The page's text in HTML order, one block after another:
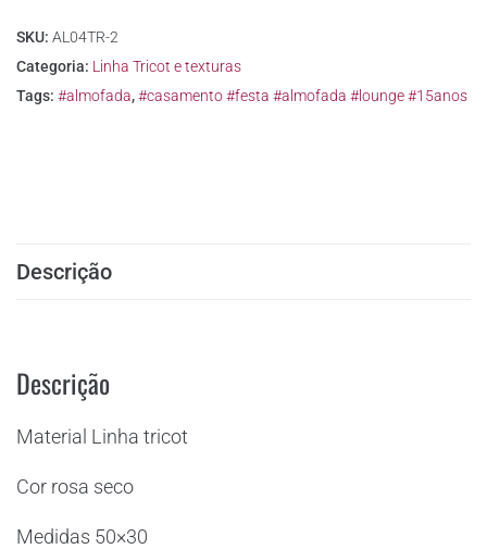
SKU: AL04TR-2
Categoria: Linha Tricot e texturas
Tags: #almofada,#casamento #festa #almofada #lounge #15anos
Descrição
Descrição
Material Linha tricot
Cor rosa seco
Medidas 50×30